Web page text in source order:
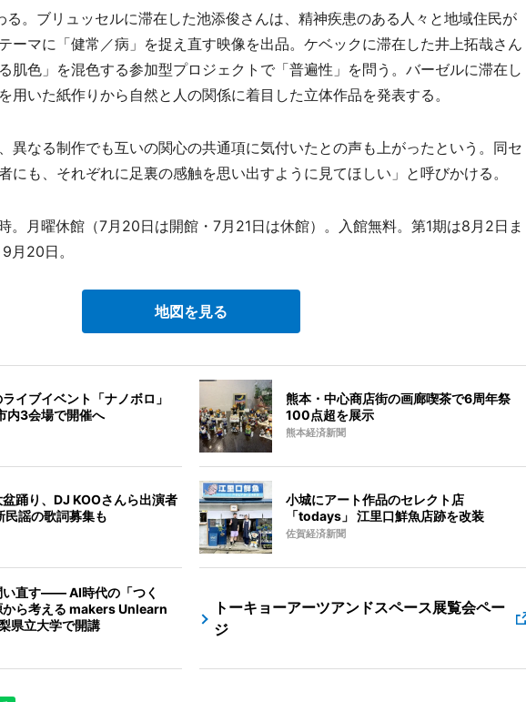
。ブリュッセルに滞在した池添俊さんは、精神疾患のある人々と地域住民が
ーマに「健常／病」を捉え直す映像を出品。ケベックに滞在した井上拓哉さん
肌色」を混色する参加型プロジェクトで「普遍性」を問う。バーゼルに滞在し
用いた紙作りから自然と人の関係に着目した立体作品を発表する。
異なる制作でも互いの関心の共通項に気付いたとの声も上がったという。同セ
にも、それぞれに足裏の感触を思い出すように見てほしい」と呼びかける。
。月曜休館（7月20日は開館・7月21日は休館）。入館無料。第1期は8月2日ま
月20日。
地図を見る
イブイベント「ナノボロ」
内3会場で開催へ
熊本・中心商店街の画廊喫茶で6周年祭
100点超を展示
熊本経済新聞
踊り、DJ KOOさんら出演者
民謡の歌詞募集も
小城にアート作品のセレクト店
「todays」 江里口鮮魚店跡を改装
佐賀経済新聞
い直す―― AI時代の「つく
から考える makers Unlearn
県立大学で開講
トーキョーアーツアンドスペース展覧会ペー
ジ